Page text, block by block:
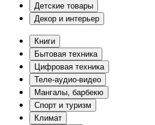
Детские товары
Декор и интерьер
Книги
Бытовая техника
Цифровая техника
Теле-аудио-видео
Мангалы, барбекю
Спорт и туризм
Климат